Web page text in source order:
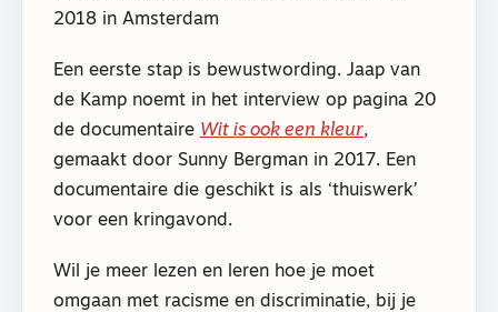
2018 in Amsterdam
Een eerste stap is bewustwording. Jaap van
de Kamp noemt in het interview op pagina 20
de documentaire Wit is ook een kleur,
gemaakt door Sunny Bergman in 2017. Een
documentaire die geschikt is als ‘thuiswerk’
voor een kringavond.
Wil je meer lezen en leren hoe je moet
omgaan met racisme en discriminatie, bij je